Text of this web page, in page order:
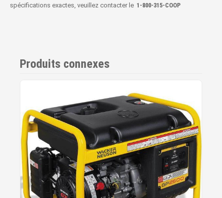
spécifications exactes, veuillez contacter le 1‑800‑315‑COOP
Produits connexes